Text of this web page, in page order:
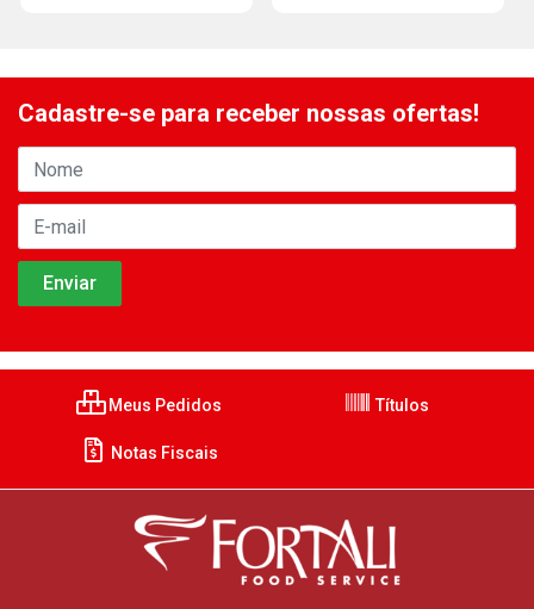
Cadastre-se para receber nossas ofertas!
Meus Pedidos Títulos
Notas Fiscais